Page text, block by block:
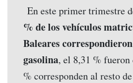
En este primer trimestre
% de los vehículos
Baleares
gasolina, el 8,31 %
% corresponden al resto